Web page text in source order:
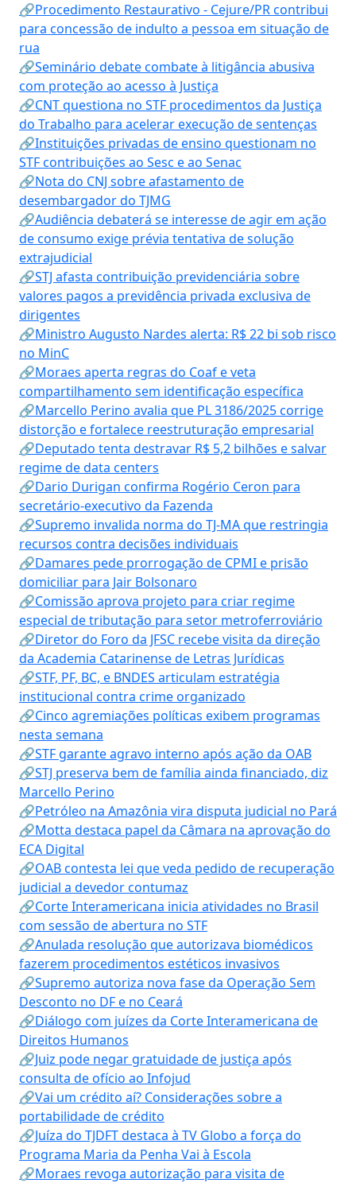
🔗Procedimento Restaurativo - Cejure/PR contribui
para concessão de indulto a pessoa em situação de
rua
🔗Seminário debate combate à litigância abusiva
com proteção ao acesso à Justiça
🔗CNT questiona no STF procedimentos da Justiça
do Trabalho para acelerar execução de sentenças
🔗Instituições privadas de ensino questionam no
STF contribuições ao Sesc e ao Senac
🔗Nota do CNJ sobre afastamento de
desembargador do TJMG
🔗Audiência debaterá se interesse de agir em ação
de consumo exige prévia tentativa de solução
extrajudicial
🔗STJ afasta contribuição previdenciária sobre
valores pagos a previdência privada exclusiva de
dirigentes
🔗Ministro Augusto Nardes alerta: R$ 22 bi sob risco
no MinC
🔗Moraes aperta regras do Coaf e veta
compartilhamento sem identificação específica
🔗Marcello Perino avalia que PL 3186/2025 corrige
distorção e fortalece reestruturação empresarial
🔗Deputado tenta destravar R$ 5,2 bilhões e salvar
regime de data centers
🔗Dario Durigan confirma Rogério Ceron para
secretário-executivo da Fazenda
🔗Supremo invalida norma do TJ-MA que restringia
recursos contra decisões individuais
🔗Damares pede prorrogação de CPMI e prisão
domiciliar para Jair Bolsonaro
🔗Comissão aprova projeto para criar regime
especial de tributação para setor metroferroviário
🔗Diretor do Foro da JFSC recebe visita da direção
da Academia Catarinense de Letras Jurídicas
🔗STF, PF, BC, e BNDES articulam estratégia
institucional contra crime organizado
🔗Cinco agremiações políticas exibem programas
nesta semana
🔗STF garante agravo interno após ação da OAB
🔗STJ preserva bem de família ainda financiado, diz
Marcello Perino
🔗Petróleo na Amazônia vira disputa judicial no Pará
🔗Motta destaca papel da Câmara na aprovação do
ECA Digital
🔗OAB contesta lei que veda pedido de recuperação
judicial a devedor contumaz
🔗Corte Interamericana inicia atividades no Brasil
com sessão de abertura no STF
🔗Anulada resolução que autorizava biomédicos
fazerem procedimentos estéticos invasivos
🔗Supremo autoriza nova fase da Operação Sem
Desconto no DF e no Ceará
🔗Diálogo com juízes da Corte Interamericana de
Direitos Humanos
🔗Juiz pode negar gratuidade de justiça após
consulta de ofício ao Infojud
🔗Vai um crédito aí? Considerações sobre a
portabilidade de crédito
🔗Juíza do TJDFT destaca à TV Globo a força do
Programa Maria da Penha Vai à Escola
🔗Moraes revoga autorização para visita de